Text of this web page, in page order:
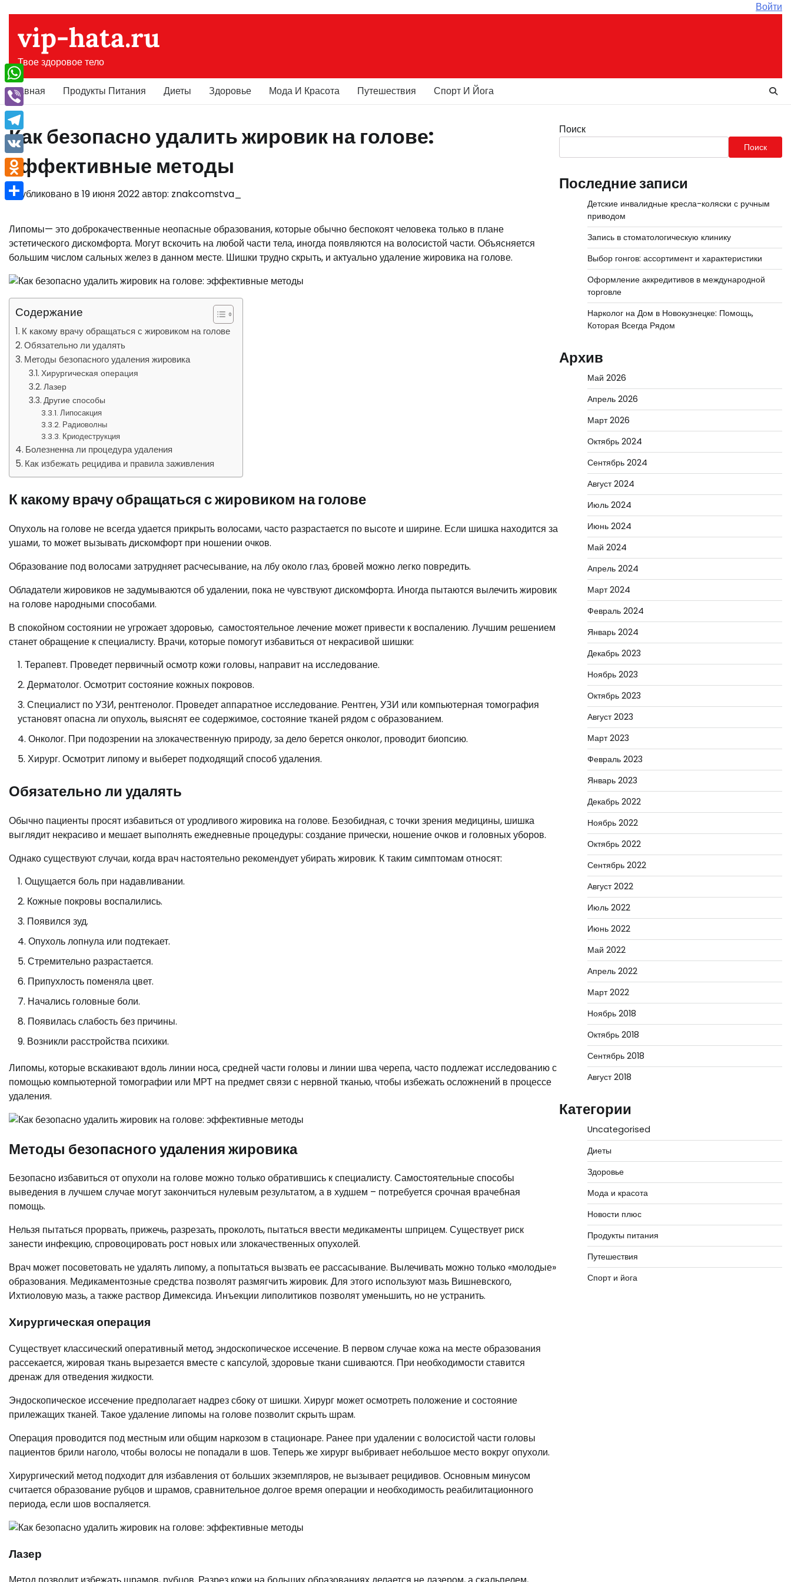
содержимому
Войти
vip-hata.ru
Твое здоровое тело
Главная Продукты Питания Диеты Здоровье Мода И Красота Путешествия Спорт И Йога
Как безопасно удалить жировик на голове:
эффективные методы
Опубликовано в 19 июня 2022автор: znakcomstva_
Липомы— это доброкачественные неопасные образования, которые обычно беспокоят человека только в плане
эстетического дискомфорта. Могут вскочить на любой части тела, иногда появляются на волосистой части. Объясняется
большим числом сальных желез в данном месте. Шишки трудно скрыть, и актуально удаление жировика на голове.
Содержание
К какому врачу обращаться с жировиком на голове
Обязательно ли удалять
Методы безопасного удаления жировика
Хирургическая операция
Лазер
Другие способы
Липосакция
Радиоволны
Криодеструкция
Болезненна ли процедура удаления
Как избежать рецидива и правила заживления
К какому врачу обращаться с жировиком на голове
Опухоль на голове не всегда удается прикрыть волосами, часто разрастается по высоте и ширине. Если шишка находится за
ушами, то может вызывать дискомфорт при ношении очков.
Образование под волосами затрудняет расчесывание, на лбу около глаз, бровей можно легко повредить.
Обладатели жировиков не задумываются об удалении, пока не чувствуют дискомфорта. Иногда пытаются вылечить жировик
на голове народными способами.
В спокойном состоянии не угрожает здоровью, самостоятельное лечение может привести к воспалению. Лучшим решением
станет обращение к специалисту. Врачи, которые помогут избавиться от некрасивой шишки:
Терапевт. Проведет первичный осмотр кожи головы, направит на исследование.
Дерматолог. Осмотрит состояние кожных покровов.
Специалист по УЗИ, рентгенолог. Проведет аппаратное исследование. Рентген, УЗИ или компьютерная томография
установят опасна ли опухоль, выяснят ее содержимое, состояние тканей рядом с образованием.
Онколог. При подозрении на злокачественную природу, за дело берется онколог, проводит биопсию.
Хирург. Осмотрит липому и выберет подходящий способ удаления.
Обязательно ли удалять
Обычно пациенты просят избавиться от уродливого жировика на голове. Безобидная, с точки зрения медицины, шишка
выглядит некрасиво и мешает выполнять ежедневные процедуры: создание прически, ношение очков и головных уборов.
Однако существуют случаи, когда врач настоятельно рекомендует убирать жировик. К таким симптомам относят:
Ощущается боль при надавливании.
Кожные покровы воспалились.
Появился зуд.
Опухоль лопнула или подтекает.
Стремительно разрастается.
Припухлость поменяла цвет.
Начались головные боли.
Появилась слабость без причины.
Возникли расстройства психики.
Липомы, которые вскакивают вдоль линии носа, средней части головы и линии шва черепа, часто подлежат исследованию с
помощью компьютерной томографии или МРТ на предмет связи с нервной тканью, чтобы избежать осложнений в процессе
удаления.
Методы безопасного удаления жировика
Безопасно избавиться от опухоли на голове можно только обратившись к специалисту. Самостоятельные способы
выведения в лучшем случае могут закончиться нулевым результатом, а в худшем – потребуется срочная врачебная
помощь.
Нельзя пытаться прорвать, прижечь, разрезать, проколоть, пытаться ввести медикаменты шприцем. Существует риск
занести инфекцию, спровоцировать рост новых или злокачественных опухолей.
Врач может посоветовать не удалять липому, а попытаться вызвать ее рассасывание. Вылечивать можно только «молодые»
образования. Медикаментозные средства позволят размягчить жировик. Для этого используют мазь Вишневского,
Ихтиоловую мазь, а также раствор Димексида. Инъекции липолитиков позволят уменьшить, но не устранить.
Хирургическая операция
Существует классический оперативный метод, эндоскопическое иссечение. В первом случае кожа на месте образования
рассекается, жировая ткань вырезается вместе с капсулой, здоровые ткани сшиваются. При необходимости ставится
дренаж для отведения жидкости.
Эндоскопическое иссечение предполагает надрез сбоку от шишки. Хирург может осмотреть положение и состояние
прилежащих тканей. Такое удаление липомы на голове позволит скрыть шрам.
Операция проводится под местным или общим наркозом в стационаре. Ранее при удалении с волосистой части головы
пациентов брили наголо, чтобы волосы не попадали в шов. Теперь же хирург выбривает небольшое место вокруг опухоли.
Хирургический метод подходит для избавления от больших экземпляров, не вызывает рецидивов. Основным минусом
считается образование рубцов и шрамов, сравнительное долгое время операции и необходимость реабилитационного
периода, если шов воспаляется.
Лазер
Поиск
Поиск
Последние записи
Детские инвалидные кресла-коляски с ручным
приводом
Запись в стоматологическую клинику
Выбор гонгов: ассортимент и характеристики
Оформление аккредитивов в международной
торговле
Нарколог на Дом в Новокузнецке: Помощь,
Которая Всегда Рядом
Архив
Май 2026
Апрель 2026
Март 2026
Октябрь 2024
Сентябрь 2024
Август 2024
Июль 2024
Июнь 2024
Май 2024
Апрель 2024
Март 2024
Февраль 2024
Январь 2024
Декабрь 2023
Ноябрь 2023
Октябрь 2023
Август 2023
Март 2023
Февраль 2023
Январь 2023
Декабрь 2022
Ноябрь 2022
Октябрь 2022
Сентябрь 2022
Август 2022
Июль 2022
Июнь 2022
Май 2022
Апрель 2022
Март 2022
Ноябрь 2018
Октябрь 2018
Сентябрь 2018
Август 2018
Категории
Uncategorised
Диеты
Здоровье
Мода и красота
Новости плюс
Продукты питания
Путешествия
Спорт и йога
WhatsApp
Viber
Telegram
VK
Odnoklassniki